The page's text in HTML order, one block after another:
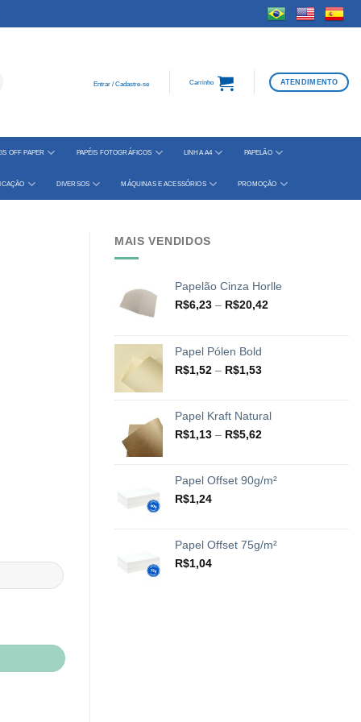
Entrar / Cadastre-se Carrinho ATENDIMENTO
OFF PAPER PAPÉIS FOTOGRÁFICOS LINHA A4 PAPELÃO
DIVERSOS MÁQUINAS E ACESSÓRIOS PROMOÇÃO
MAIS VENDIDOS
Papelão Cinza Horlle
R$6,23 – R$20,42
Papel Pólen Bold
R$1,52 – R$1,53Faixa
R$1,52
R$1,53
Papel Kraft Natural
R$1,13 – R$5,62
R$1,13
Papel Offset 90g/m²
R$1,24
Papel Offset 75g/m²
R$1,04